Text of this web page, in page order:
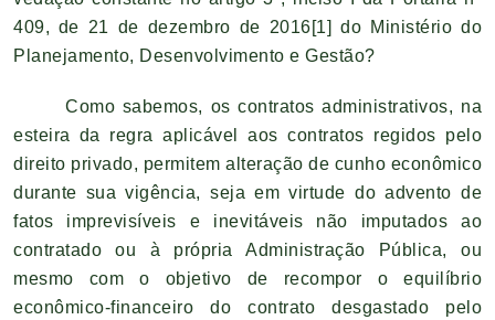
409, de 21 de dezembro de 2016[1] do Ministério do
Planejamento, Desenvolvimento e Gestão?
Como sabemos, os contratos administrativos, na
esteira da regra aplicável aos contratos regidos pelo
direito privado, permitem alteração de cunho econômico
durante sua vigência, seja em virtude do advento de
fatos imprevisíveis e inevitáveis não imputados ao
contratado ou à própria Administração Pública, ou
mesmo com o objetivo de recompor o equilíbrio
econômico-financeiro do contrato desgastado pelo